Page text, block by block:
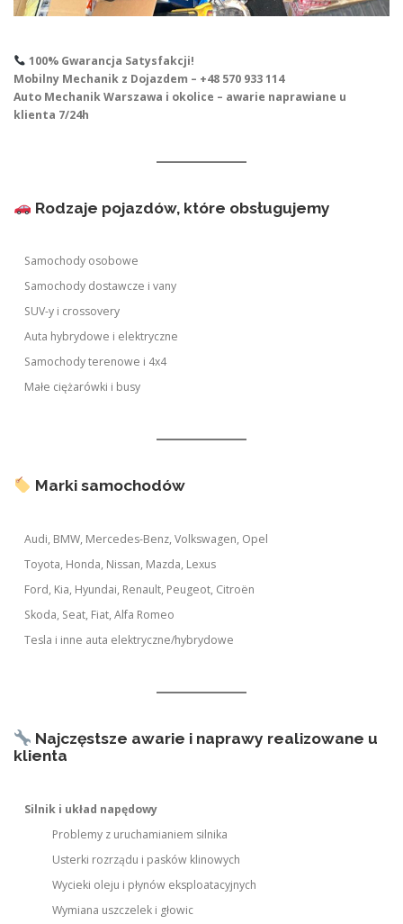
100% Gwarancja Satysfakcji!
Mobilny Mechanik z Dojazdem – +48 570 933 114
Auto Mechanik Warszawa i okolice – awarie naprawiane u
klienta 7/24h
Rodzaje pojazdów, które obsługujemy
Samochody osobowe
Samochody dostawcze i vany
SUV-y i crossovery
Auta hybrydowe i elektryczne
Samochody terenowe i 4x4
Małe ciężarówki i busy
Marki samochodów
Audi, BMW, Mercedes-Benz, Volkswagen, Opel
Toyota, Honda, Nissan, Mazda, Lexus
Ford, Kia, Hyundai, Renault, Peugeot, Citroën
Skoda, Seat, Fiat, Alfa Romeo
Tesla i inne auta elektryczne/hybrydowe
Najczęstsze awarie i naprawy realizowane u
klienta
Silnik i układ napędowy
Problemy z uruchamianiem silnika
Usterki rozrządu i pasków klinowych
Wycieki oleju i płynów eksploatacyjnych
Wymiana uszczelek i głowic